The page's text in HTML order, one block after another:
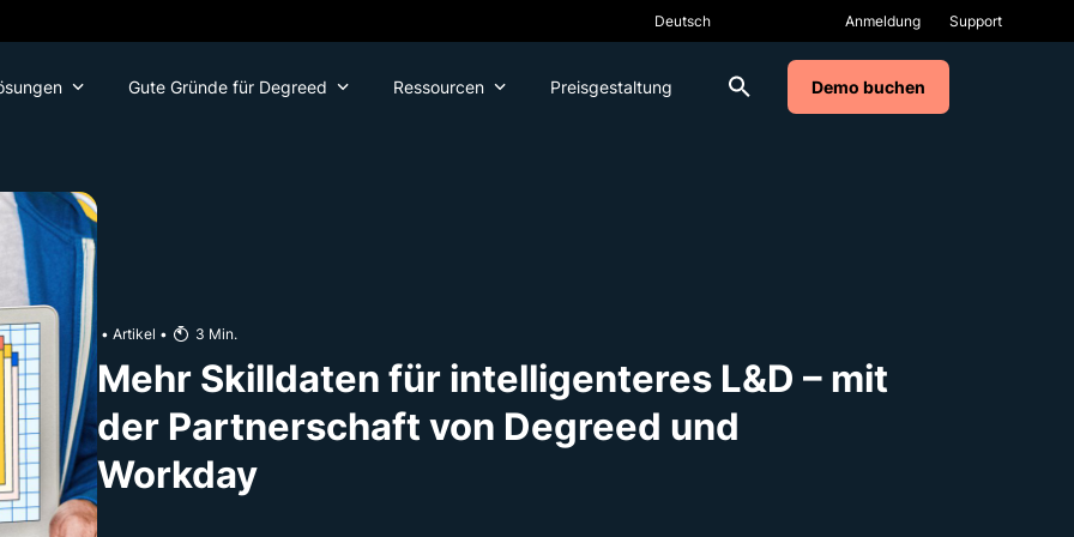
Anmeldung Support
Gute Gründe für Degreed Ressourcen Preisgestaltung Demo buchen
• Artikel • 3 Min.
Mehr Skilldaten für intelligenteres L&D – mit
der Partnerschaft von Degreed und
Workday